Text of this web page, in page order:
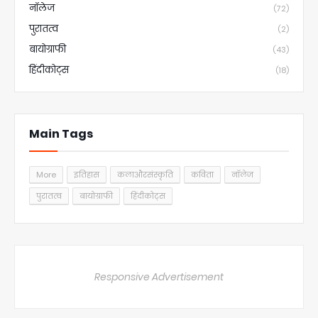
नॉलेज (72)
पुरातत्व (2)
बायोग्राफी (43)
हिंदीकोट्स (18)
Main Tags
More इतिहास कलाऔरसंस्कृति कविता
नॉलेज
पुरातत्व
बायोग्राफी हिंदीकोट्स
Responsive Advertisement